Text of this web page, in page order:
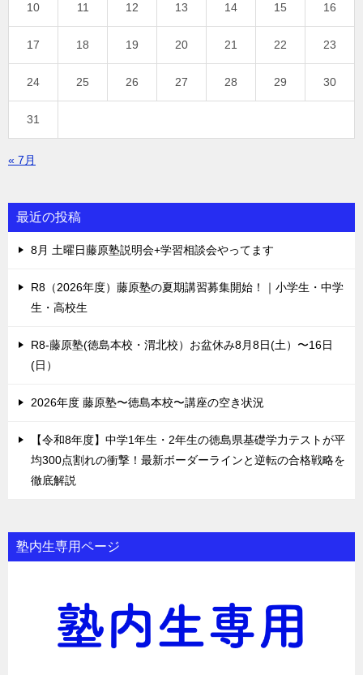
10 11 12 13 14 15 16
17 18 19 20 21 22 23
24 25 26 27 28 29 30
31
« 7月
最近の投稿
8月 土曜日藤原塾説明会+学習相談会やってます
R8（2026年度）藤原塾の夏期講習募集開始！｜小学生・中学
生・高校生
R8-藤原塾(徳島本校・渭北校）お盆休み8月8日(土）〜16日
(日）
2026年度 藤原塾〜徳島本校〜講座の空き状況
【令和8年度】中学1年生・2年生の徳島県基礎学力テストが平
均300点割れの衝撃！最新ボーダーラインと逆転の合格戦略を
徹底解説
塾内生専用ページ